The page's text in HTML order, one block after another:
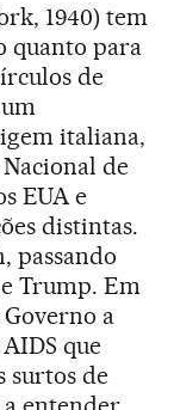
1940) tem
quanto para
de
italiana,
de
EUA e
distintas.
passando
e Trump. Em
a
que
surtos de